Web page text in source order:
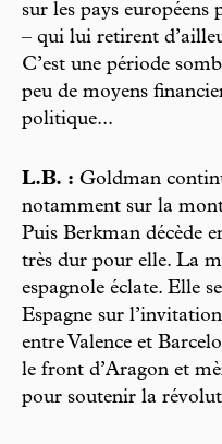
sur les pays européens
– qui lui retirent
C’est une période
peu de moyens
politique...
L.B. : Goldman
notamment sur la
Puis Berkman décède
très dur pour elle. La
espagnole éclate. Elle
Espagne sur
entre Valence et
le front d’Aragon et
pour soutenir la